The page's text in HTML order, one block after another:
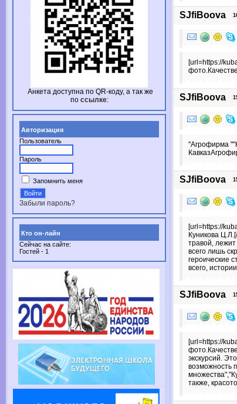
Анкета доступна по QR-коду, а так же
по ссылке:
Авторизация
Пользователь
Пароль
Запомнить меня
Забыли пароль?
Кто он-лайн
Сейчас на сайте:
Гостей - 1
SJfiBoova
[url=https://
SJfiBoova
"Агрофирма
SJfiBoova
[url=https://
Куникова
травой,
всего лишь
героические
всего,
SJfiBoova
[url=https://
экскурсий.
возможность
также,